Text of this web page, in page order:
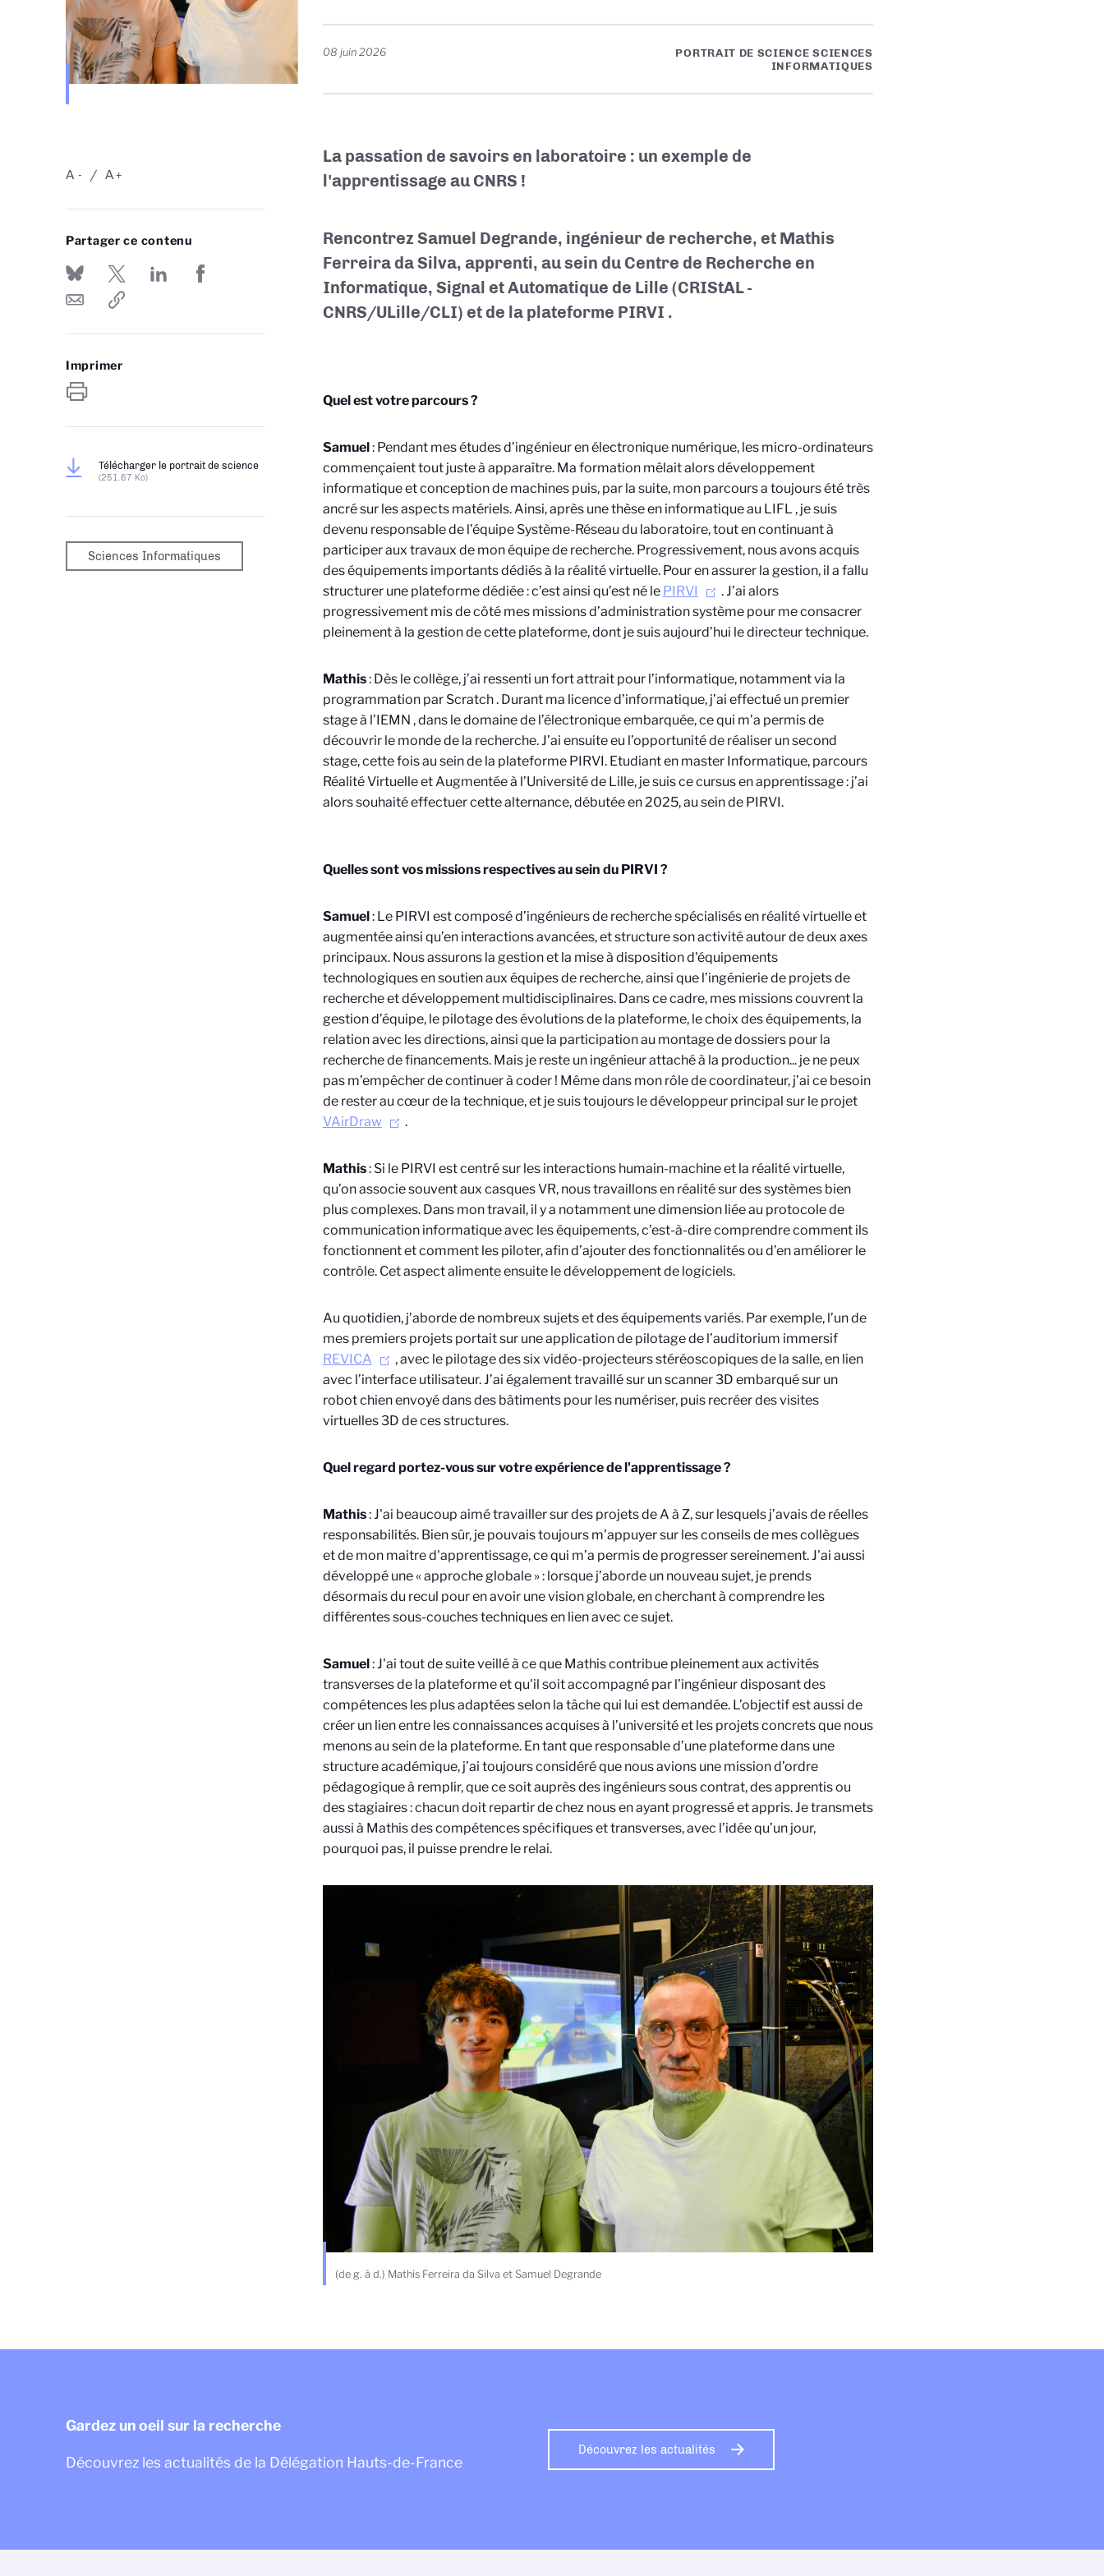
-
A +
A
Partager ce contenu
Imprimer
Télécharger le portrait de science
(251.67 Ko)
Sciences Informatiques
08 juin 2026
PORTRAIT DE SCIENCE SCIENCES
INFORMATIQUES
La passation de savoirs en laboratoire : un exemple de
l'apprentissage au CNRS !
Rencontrez Samuel Degrande, ingénieur de recherche, et Mathis
Ferreira da Silva, apprenti, au sein du Centre de Recherche en
Informatique, Signal et Automatique de Lille (CRIStAL -
CNRS/ULille/CLI) et de la plateforme PIRVI .
Quel est votre parcours ?
Samuel: Pendant mes études d’ingénieur en électronique numérique, les micro-ordinateurs
commençaient tout juste à apparaître. Ma formation mêlait alors développement
informatique et conception de machines puis, par la suite, mon parcours a toujours été très
ancré sur les aspects matériels. Ainsi, après une thèse en informatique au LIFL , je suis
devenu responsable de l’équipe Système-Réseau du laboratoire, tout en continuant à
participer aux travaux de mon équipe de recherche. Progressivement, nous avons acquis
des équipements importants dédiés à la réalité virtuelle. Pour en assurer la gestion, il a fallu
structurer une plateforme dédiée : c’est ainsi qu’est né le PIRVI
. J’ai alors
progressivement mis de côté mes missions d’administration système pour me consacrer
pleinement à la gestion de cette plateforme, dont je suis aujourd’hui le directeur technique.
Mathis: Dès le collège, j’ai ressenti un fort attrait pour l’informatique, notamment via la
programmation par Scratch. Durant ma licence d’informatique, j’ai effectué un premier
stage à l’IEMN , dans le domaine de l’électronique embarquée, ce qui m’a permis de
découvrir le monde de la recherche. J’ai ensuite eu l’opportunité de réaliser un second
stage, cette fois au sein de la plateforme PIRVI. Etudiant en master Informatique, parcours
Réalité Virtuelle et Augmentée à l’Université de Lille, je suis ce cursus en apprentissage : j’ai
alors souhaité effectuer cette alternance, débutée en 2025, au sein de PIRVI.
Quelles sont vos missions respectives au sein du PIRVI ?
Samuel: Le PIRVI est composé d’ingénieurs de recherche spécialisés en réalité virtuelle et
augmentée ainsi qu’en interactions avancées, et structure son activité autour de deux axes
principaux. Nous assurons la gestion et la mise à disposition d'équipements
technologiques en soutien aux équipes de recherche, ainsi que l’ingénierie de projets de
recherche et développement multidisciplinaires. Dans ce cadre, mes missions couvrent la
gestion d’équipe, le pilotage des évolutions de la plateforme, le choix des équipements, la
relation avec les directions, ainsi que la participation au montage de dossiers pour la
recherche de financements. Mais je reste un ingénieur attaché à la production... je ne peux
pas m’empêcher de continuer à coder ! Même dans mon rôle de coordinateur, j’ai ce besoin
de rester au cœur de la technique, et je suis toujours le développeur principal sur le projet
VAirDraw
.
Mathis: Si le PIRVI est centré sur les interactions humain-machine et la réalité virtuelle,
qu’on associe souvent aux casques VR, nous travaillons en réalité sur des systèmes bien
plus complexes. Dans mon travail, il y a notamment une dimension liée au protocole de
communication informatique avec les équipements, c’est-à-dire comprendre comment ils
fonctionnent et comment les piloter, afin d’ajouter des fonctionnalités ou d’en améliorer le
contrôle. Cet aspect alimente ensuite le développement de logiciels.
Au quotidien, j’aborde de nombreux sujets et des équipements variés. Par exemple, l’un de
mes premiers projets portait sur une application de pilotage de l’auditorium immersif
REVICA
, avec le pilotage des six vidéo-projecteurs stéréoscopiques de la salle, en lien
avec l’interface utilisateur. J’ai également travaillé sur un scanner 3D embarqué sur un
robot chien envoyé dans des bâtiments pour les numériser, puis recréer des visites
virtuelles 3D de ces structures.
Quel regard portez-vous sur votre expérience de l'apprentissage ?
Mathis: J'ai beaucoup aimé travailler sur des projets de A à Z, sur lesquels j’avais de réelles
responsabilités. Bien sûr, je pouvais toujours m’appuyer sur les conseils de mes collègues
et de mon maitre d'apprentissage, ce qui m’a permis de progresser sereinement. J'ai aussi
développé une « approche globale » : lorsque j’aborde un nouveau sujet, je prends
désormais du recul pour en avoir une vision globale, en cherchant à comprendre les
différentes sous-couches techniques en lien avec ce sujet.
Samuel: J'ai tout de suite veillé à ce que Mathis contribue pleinement aux activités
transverses de la plateforme et qu'il soit accompagné par l’ingénieur disposant des
compétences les plus adaptées selon la tâche qui lui est demandée. L’objectif est aussi de
créer un lien entre les connaissances acquises à l’université et les projets concrets que nous
menons au sein de la plateforme. En tant que responsable d’une plateforme dans une
structure académique, j’ai toujours considéré que nous avions une mission d’ordre
pédagogique à remplir, que ce soit auprès des ingénieurs sous contrat, des apprentis ou
des stagiaires : chacun doit repartir de chez nous en ayant progressé et appris. Je transmets
aussi à Mathis des compétences spécifiques et transverses, avec l’idée qu’un jour,
pourquoi pas, il puisse prendre le relai.
(de g. à d.) Mathis Ferreira da Silva et Samuel Degrande
Gardez un oeil sur la recherche
Découvrez les actualités de la Délégation Hauts-de-France
Découvrez les actualités